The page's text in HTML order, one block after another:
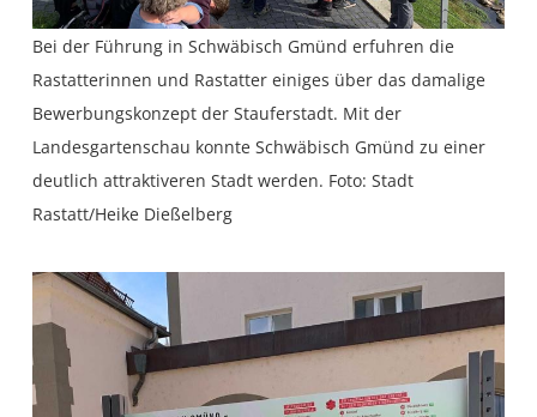
Bei der Führung in Schwäbisch Gmünd erfuhren die
Rastatterinnen und Rastatter einiges über das damalige
Bewerbungskonzept der Stauferstadt. Mit der
Landesgartenschau konnte Schwäbisch Gmünd zu einer
deutlich attraktiveren Stadt werden. Foto: Stadt
Rastatt/Heike Dießelberg